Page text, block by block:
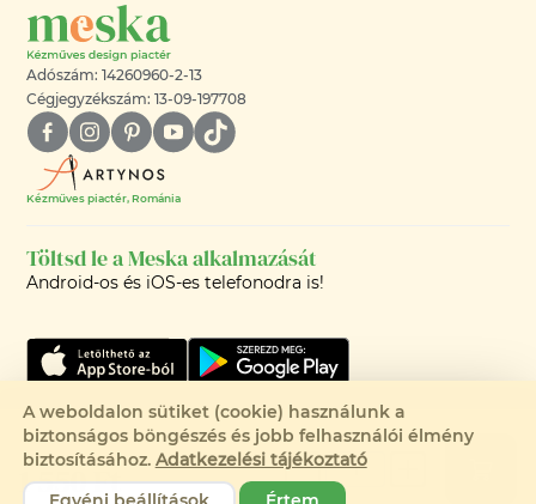
1 550 Ft
Adószám: 14260960-2-13
Cégjegyzékszám: 13-09-197708
Kézműves piactér, Románia
Töltsd le a Meska alkalmazását
Android-os és iOS-es telefonodra is!
©2008-2026 - MESKA.HU -
MINDEN JOG FENNTARTVA!
A weboldalon sütiket (cookie) használunk a
biztonságos böngészés és jobb felhasználói élmény
biztosításához. Adatkezelési tájékoztató